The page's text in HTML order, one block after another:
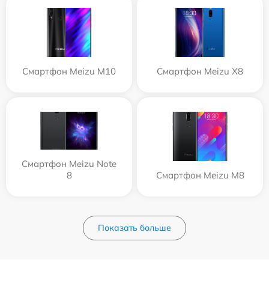
Смартфон Meizu M10 Смартфон Meizu X8
Смартфон Meizu Note
8
Смартфон Meizu M8
Показать больше